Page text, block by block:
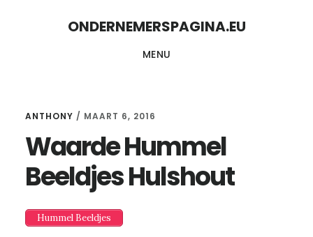
ONDERNEMERSPAGINA.EU
MENU
ANTHONY / MAART 6, 2016
Waarde Hummel
Beeldjes Hulshout
Hummel Beeldjes